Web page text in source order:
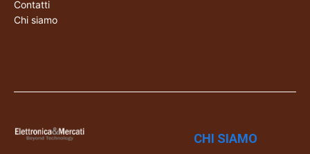
Contatti
Chi siamo
CHI SIAMO